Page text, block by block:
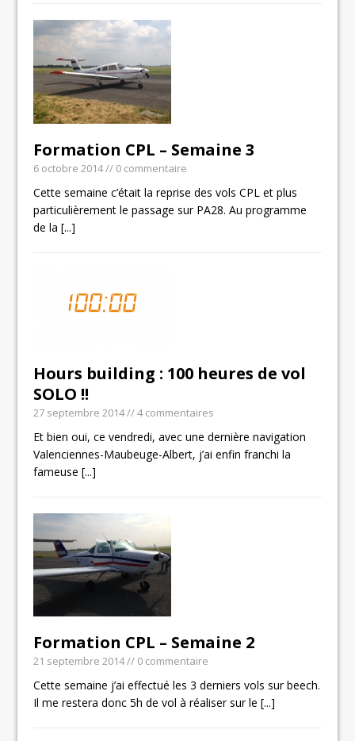
Formation CPL – Semaine 3
6 octobre 2014// 0 commentaire
Cette semaine c’était la reprise des vols CPL et plus
particulièrement le passage sur PA28. Au programme
de la[...]
Hours building : 100 heures de vol
SOLO !!
27 septembre 2014// 4 commentaires
Et bien oui, ce vendredi, avec une dernière navigation
Valenciennes-Maubeuge-Albert, j’ai enfin franchi la
fameuse[...]
Formation CPL – Semaine 2
21 septembre 2014// 0 commentaire
Cette semaine j’ai effectué les 3 derniers vols sur beech.
Il me restera donc 5h de vol à réaliser sur le[...]